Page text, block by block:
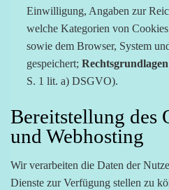
Einwilligung, Angaben zur
welche Kategorien von
sowie dem Browser, System
gespeichert;
S. 1 lit. a) DSGVO).
Bereitstellung des
und Webhosting
Wir verarbeiten die Daten der
Dienste zur Verfügung stellen zu